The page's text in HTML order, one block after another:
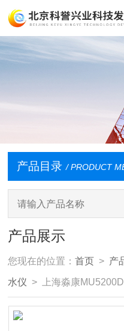
产品目录 / PRODUCT
产品展示
您现在的位置：首页 > 产
水仪 > 上海淼康